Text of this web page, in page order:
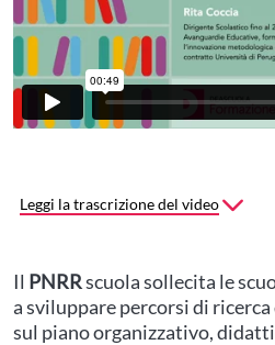
Leggi la trascrizione del video
Il PNRRscuola sollecita le
a sviluppare percorsi di ricerca
sul piano organizzativo,